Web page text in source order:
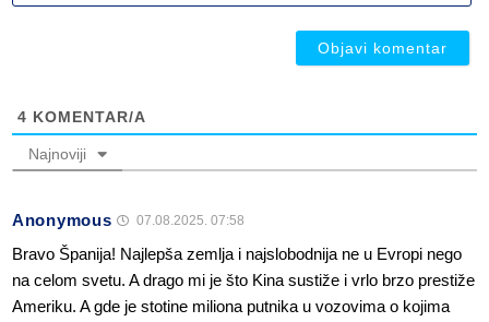
4 KOMENTAR/A
Najnoviji
Anonymous 07.08.2025. 07:58
Bravo Španija! Najlepša zemlja i najslobodnija ne u Evropi nego
na celom svetu. A drago mi je što Kina sustiže i vrlo brzo prestiže
Ameriku. A gde je stotine miliona putnika u vozovima o kojima